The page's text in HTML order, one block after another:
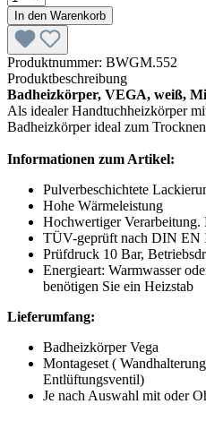
In den Warenkorb
Produktnummer: BWGM.552
Produktbeschreibung
Badheizkörper, VEGA, weiß,
Als idealer Handtuchheizkörper
Badheizkörper ideal zum
Informationen zum Artikel:
Pulverbeschichtete
Hohe Wärmeleistung
Hochwertiger Verarbeitung.
TÜV-geprüft nach DIN EN
Prüfdruck 10 Bar,
Energieart: Warmwasser
benötigen Sie ein Heizstab
Lieferumfang:
Badheizkörper Vega
Montageset (
Entlüftungsventil)
Je nach Auswahl mit oder